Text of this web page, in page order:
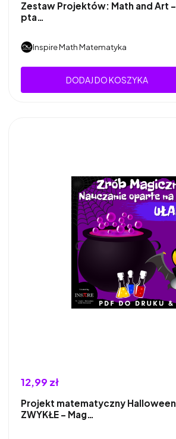
Zestaw Projektów: Math and Art
pta…
Inspire Math Matematyka
DODAJ DO KOSZYKA
12,99 zł
Projekt matematyczny Halloween
ZWYKŁE - Mag…